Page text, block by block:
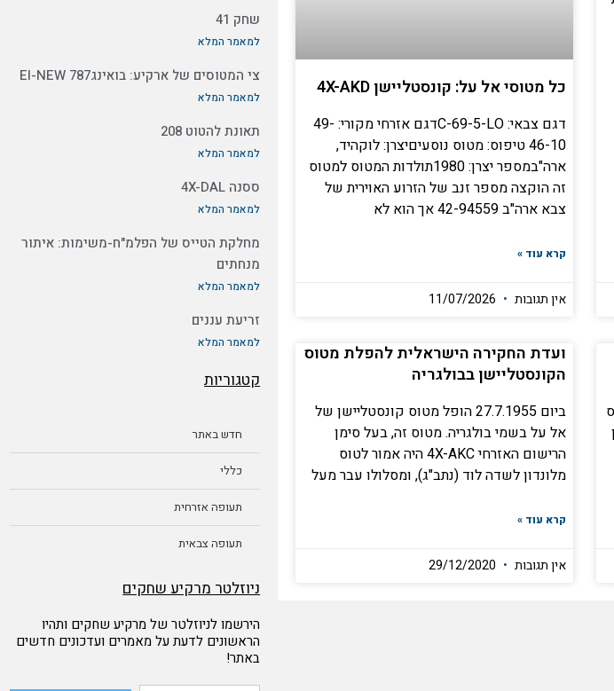
כל מטוסי אל על: קונסטליישן 4X-AKD
דגם צבאי: C-69-5-LOדגם אזרחי מקורי: 49-
46-10 טיפוס: מטוס נוסעיםיצרן: לוקהיד,
ארה"במספר יצרן: 1980תולדות המטוס למטוס
זה הוקצה מספר זנב של הזרוע האוירית של
צבא ארה"ב 42-94559 אך הוא לא
קרא עוד »
אין תגובות
ועדת החקירה הישראלית להפלת מטוס
הקונסטליישן בבולגריה
ביום 27.7.1955 הופל מטוס קונסטליישן של
אל על בשמי בולגריה. מטוס זה, בעל סימן
הרישום האזרחי 4X-AKC היה אמור לטוס
מלונדון לשדה לוד (נתב"ג), ומסלולו עבר מעל
קרא עוד »
אין תגובות
שחק 41
למאמר המלא
צי המטוסים של ארקיע: בואינג787 EI-NEW
למאמר המלא
תאונת להטוט 208
למאמר המלא
ססנה 4X-DAL
למאמר המלא
מחלקת הטייס של הפלמ"ח-משימות: איתור
מנחתים
למאמר המלא
זריעת עננים
למאמר המלא
קטגוריות
חדש באתר
כללי
תעופה אזרחית
תעופה צבאית
ניוזלטר מרקיע שחקים
הירשמו לניוזלטר של מרקיע שחקים ותהיו
הראשונים לדעת על מאמרים ועדכונים חדשים
באתר!